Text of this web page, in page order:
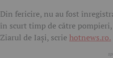
Din fericire, nu au fost
în scurt timp de către
Ziarul de Iași, scrie hotnews.ro.